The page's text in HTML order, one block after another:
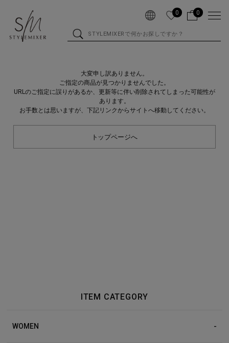
0 0
大変申し訳ありません。
ご指定の商品が見つかりませんでした。
URLのご指定に誤りがあるか、更新等に伴い削除されてしまった可能性が
あります。
お手数とは思いますが、下記リンクからサイトへ移動してください。
トップページへ
ITEM CATEGORY
WOMEN